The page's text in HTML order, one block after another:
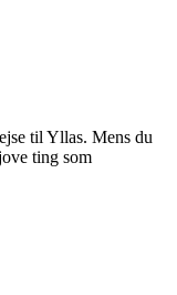
til Yllas. Mens du
ting som